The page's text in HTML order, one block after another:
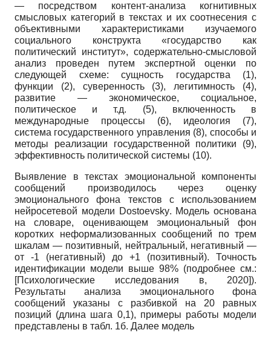
— посредством контент-анализа когнитивных
смысловых категорий в текстах и их соотнесения с
объективными характеристиками изучаемого
социального конструкта «государство как
политический институт», содержательно-смысловой
анализ проведен путем экспертной оценки по
следующей схеме: сущность государства (1),
функции (2), суверенность (3), легитимность (4),
развитие — экономическое, социальное,
политическое и т.д. (5), включенность в
международные процессы (6), идеология (7),
система государственного управления (8), способы и
методы реализации государственной политики (9),
эффективность политической системы (10).
Выявление в текстах эмоциональной компоненты
сообщений производилось через оценку
эмоционального фона текстов с использованием
нейросетевой модели Dostoevsky. Модель основана
на словаре, оценивающем эмоциональный фон
коротких неформализованных сообщений по трем
шкалам — позитивный, нейтральный, негативный —
от -1 (негативный) до +1 (позитивный). Точность
идентификации модели выше 98% (подробнее см.:
[Психологические исследования в, 2020]).
Результаты анализа эмоционального фона
сообщений указаны с разбивкой на 20 равных
позиций (длина шага 0,1), примеры работы модели
представлены в табл. 1б. Далее модель